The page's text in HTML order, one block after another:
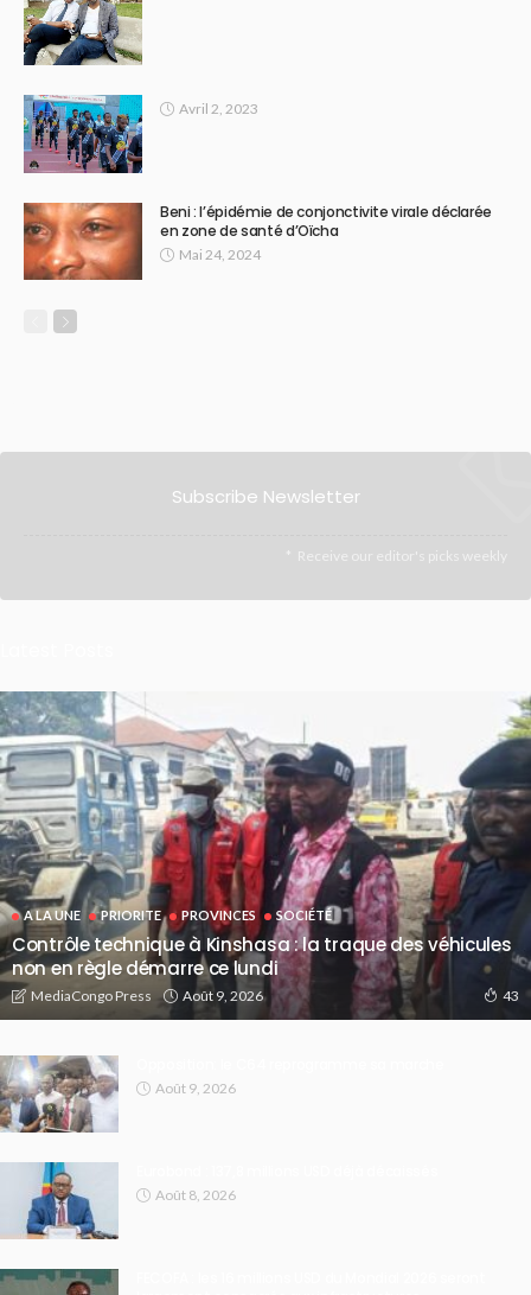
Avril 2, 2023
Beni : l’épidémie de conjonctivite virale déclarée
en zone de santé d’Oïcha
Mai 24, 2024
Subscribe Newsletter
Receive our editor's picks weekly
A LA UNE PRIORITE PROVINCES SOCIÉTÉ
Contrôle technique à Kinshasa : la traque des véhicules
non en règle démarre ce lundi
MediaCongo Press Août 9, 2026 43
Août 9, 2026
Août 8, 2026